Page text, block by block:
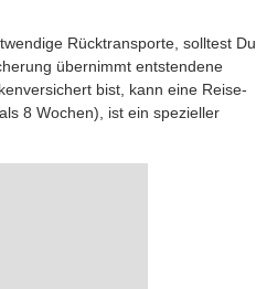
Rücktransporte, solltest Du
übernimmt entstendene
bist, kann eine Rei­se­
8 Wochen), ist ein spezieller